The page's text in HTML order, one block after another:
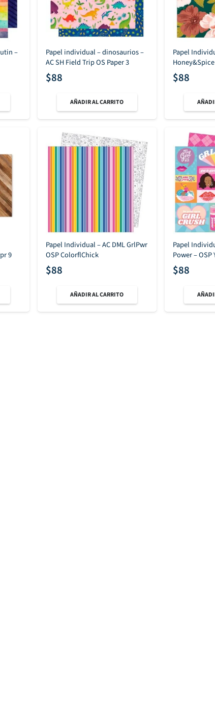
–
Papel individual – dinosaurios –
AC SH Field Trip OS Paper 3
$88
AÑADIR AL CARRITO
Papel
$88
9
Papel Individual – AC DML GrlPwr
OSP ColorflChick
$88
AÑADIR AL CARRITO
Papel
Power – OSP
$88